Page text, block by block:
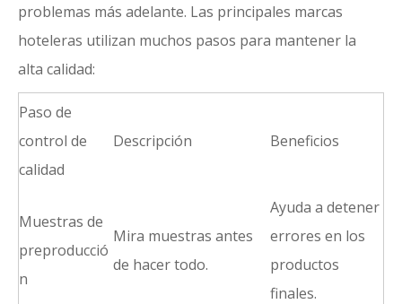
problemas más adelante. Las principales marcas
hoteleras utilizan muchos pasos para mantener la
alta calidad:
Paso de
control de
calidad
Descripción Beneficios
Muestras de
preproducció
n
Mira muestras antes
de hacer todo.
Ayuda a detener
errores en los
productos
finales.